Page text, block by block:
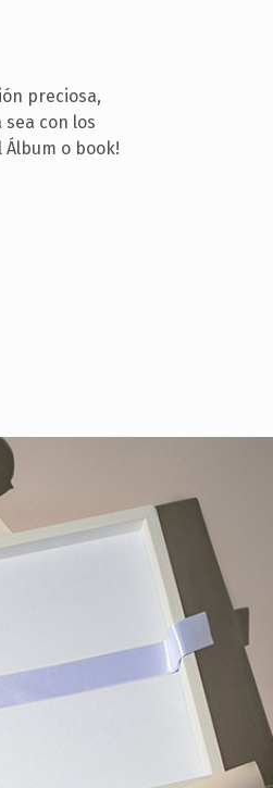
preciosa,
con los
o book!